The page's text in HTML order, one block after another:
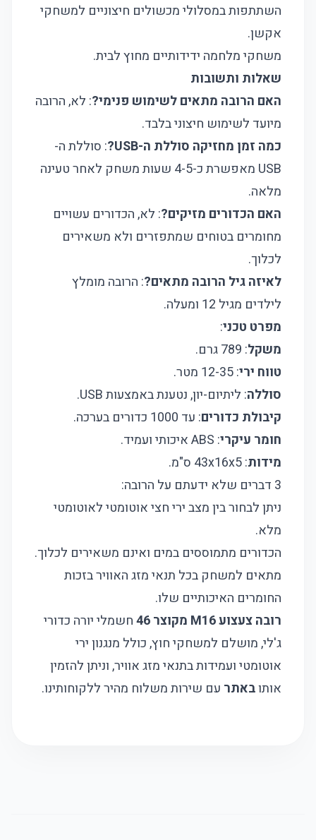
השתתפות במסלולי מכשולים חיצוניים למשחקי
אקשן.
משחקי מלחמה ידידותיים מחוץ לבית.
שאלות ותשובות
האם הרובה מתאים לשימוש פנימי?: לא, הרובה
מיועד לשימוש חיצוני בלבד.
כמה זמן מחזיקה סוללת ה-USB?
: סוללת ה-
USB מאפשרת כ-4-5 שעות משחק לאחר טעינה
מלאה.
האם הכדורים מזיקים?: לא, הכדורים עשויים
מחומרים בטוחים שמתפזרים ולא משאירים
לכלוך.
לאיזה גיל הרובה מתאים?: הרובה מומלץ
לילדים מגיל 12 ומעלה.
מפרט טכני:
משקל: 789 גרם.
טווח ירי: 12-35 מטר.
סוללה: ליתיום-יון, נטענת באמצעות USB.
קיבולת כדורים: עד 1000 כדורים בערכה.
חומר עיקרי: ABS איכותי ועמיד.
מידות: 43x16x5 ס"מ.
3 דברים שלא ידעתם על הרובה:
ניתן לבחור בין מצב ירי חצי אוטומטי לאוטומטי
מלא.
הכדורים מתמוססים במים ואינם משאירים לכלוך.
מתאים למשחק בכל תנאי מזג האוויר בזכות
החומרים האיכותיים שלו.
רובה צעצוע M16 מקוצר 46
חשמלי יורה כדורי
ג'לי, מושלם למשחקי חוץ, כולל מנגנון ירי
אוטומטי ועמידות בתנאי מזג אוויר, וניתן להזמין
אותובאתר עם שירות משלוח מהיר ללקוחותינו.